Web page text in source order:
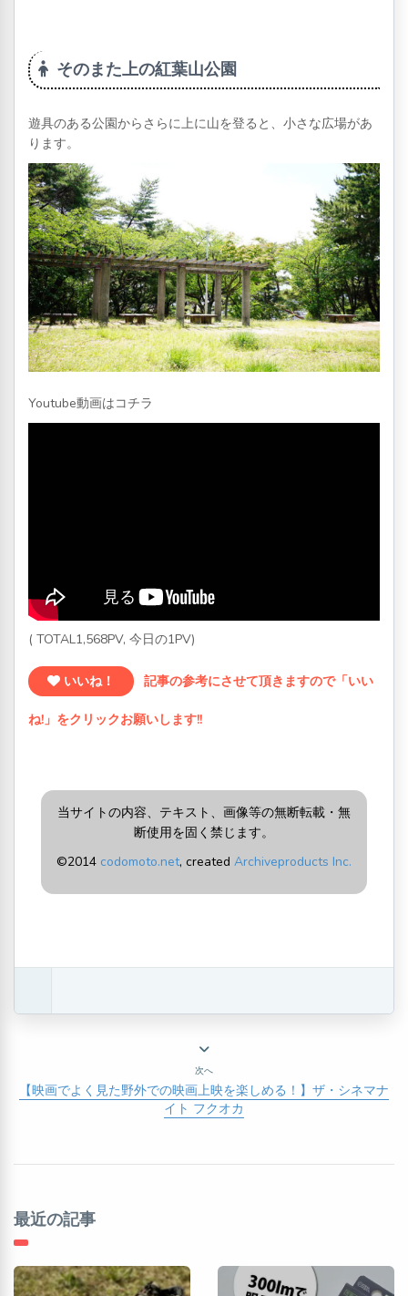
そのまた上の紅葉山公園
遊具のある公園からさらに上に山を登ると、小さな広場があ
ります。
Youtube動画はコチラ
( TOTAL1,568PV, 今日の1PV)
いいね！ 記事の参考にさせて頂きますので「いい
ね!」をクリックお願いします!!
当サイトの内容、テキスト、画像等の無断転載・無
断使用を固く禁じます。
©2014 codomoto.net, created Archiveproducts Inc.
次へ
【映画でよく見た野外での映画上映を楽しめる！】ザ・シネマナ
イト フクオカ
最近の記事